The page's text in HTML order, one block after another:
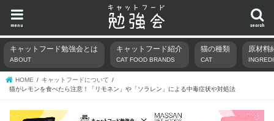
search
menu
キャットフード勉強会とは
ABOUT
キャットフード紹介
CAT FOOD BRANDS
猫の種類
CAT
原材料
HOME
キャットフードについて
猫がレモンを食べたら注意！「リモネン」や「ソラレン」による中毒症状や対処法